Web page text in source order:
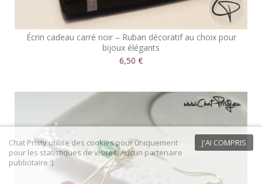
Écrin cadeau carré noir – Ruban décoratif au choix pour
bijoux élégants
6,50 €
J'AI COMPRIS
Chat Pristy utilise des cookies pour uniquement
pour les statistiques de visites. Aucun partenaire
publicitaire :)